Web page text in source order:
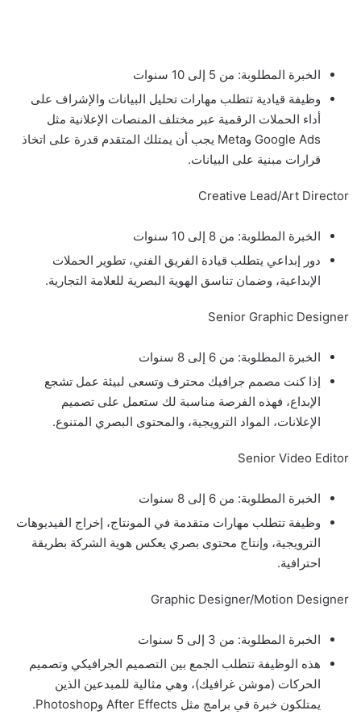
الخبرة المطلوبة: من 5 إلى 10 سنوات
وظيفة قيادية تتطلب مهارات تحليل البيانات والإشراف على
أداء الحملات الرقمية عبر مختلف المنصات الإعلانية مثل
Google Ads وMeta يجب أن يمتلك المتقدم قدرة على اتخاذ
قرارات مبنية على البيانات.
Creative Lead/Art Director
الخبرة المطلوبة: من 8 إلى 10 سنوات
دور إبداعي يتطلب قيادة الفريق الفني، تطوير الحملات
الإبداعية، وضمان تناسق الهوية البصرية للعلامة التجارية.
Senior Graphic Designer
الخبرة المطلوبة: من 6 إلى 8 سنوات
إذا كنت مصمم جرافيك محترف وتسعى لبيئة عمل تشجع
الإبداع، فهذه الفرصة مناسبة لك ستعمل على تصميم
الإعلانات، المواد الترويجية، والمحتوى البصري المتنوع.
Senior Video Editor
الخبرة المطلوبة: من 6 إلى 8 سنوات
وظيفة تتطلب مهارات متقدمة في المونتاج، إخراج الفيديوهات
الترويجية، وإنتاج محتوى بصري يعكس هوية الشركة بطريقة
احترافية.
Graphic Designer/Motion Designer
الخبرة المطلوبة: من 3 إلى 5 سنوات
هذه الوظيفة تتطلب الجمع بين التصميم الجرافيكي وتصميم
الحركات (موشن غرافيك)، وهي مثالية للمبدعين الذين
يمتلكون خبرة في برامج مثل After Effects وPhotoshop.